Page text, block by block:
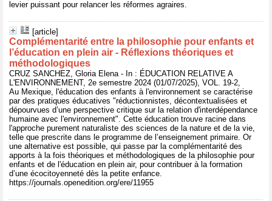
levier puissant pour relancer les réformes agraires.
[article]
Complémentarité entre la philosophie pour enfants et
l’éducation en plein air - Réflexions théoriques et
méthodologiques
CRUZ SANCHEZ, Gloria Elena - In : ÉDUCATION RELATIVE A
L'ENVIRONNEMENT, 2e semestre 2024 (01/07/2025), VOL. 19-2,
Au Mexique, l'éducation des enfants à l'environnement se caractérise
par des pratiques éducatives "réductionnistes, décontextualisées et
dépourvues d’une perspective critique sur la relation d'interdépendance
humaine avec l'environnement". Cette éducation trouve racine dans
l'approche purement naturaliste des sciences de la nature et de la vie,
telle que prescrite dans le programme de l’enseignement primaire. Or
une alternative est possible, qui passe par la complémentarité des
apports à la fois théoriques et méthodologiques de la philosophie pour
enfants et de l'éducation en plein air, pour contribuer à la formation
d’une écocitoyenneté dès la petite enfance.
https://journals.openedition.org/ere/11955